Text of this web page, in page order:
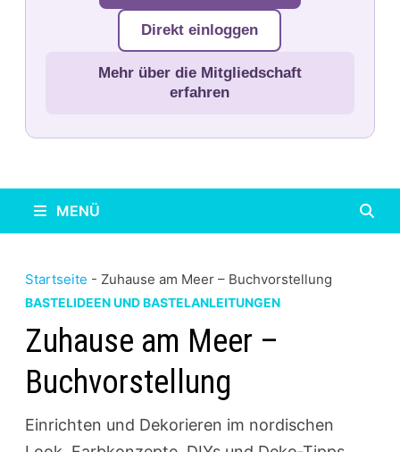
Direkt einloggen
Mehr über die Mitgliedschaft
erfahren
MENÜ
Startseite - Zuhause am Meer – Buchvorstellung
BASTELIDEEN UND BASTELANLEITUNGEN
Zuhause am Meer –
Buchvorstellung
Einrichten und Dekorieren im nordischen